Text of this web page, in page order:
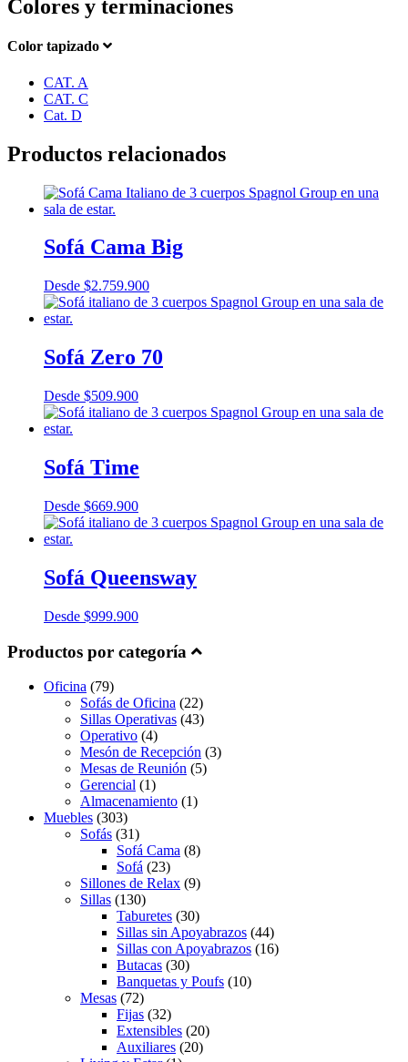
Colores y terminaciones
Color tapizado
CAT. A
CAT. C
Cat. D
Productos relacionados
Sofá Cama Big
Desde $2.759.900
Sofá Zero 70
Desde $509.900
Sofá Time
Desde $669.900
Sofá Queensway
Desde $999.900
Productos por categoría
Oficina (79)
Sofás de Oficina (22)
Sillas Operativas (43)
Operativo (4)
Mesón de Recepción (3)
Mesas de Reunión (5)
Gerencial (1)
Almacenamiento (1)
Muebles (303)
Sofás (31)
Sofá Cama (8)
Sofá (23)
Sillones de Relax (9)
Sillas (130)
Taburetes (30)
Sillas sin Apoyabrazos (44)
Sillas con Apoyabrazos (16)
Butacas (30)
Banquetas y Poufs (10)
Mesas (72)
Fijas (32)
Extensibles (20)
Auxiliares (20)